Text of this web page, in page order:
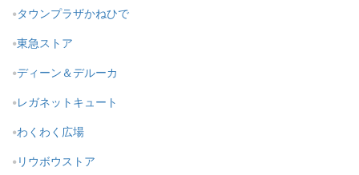
タウンプラザかねひで
東急ストア
ディーン＆デルーカ
レガネットキュート
わくわく広場
リウボウストア